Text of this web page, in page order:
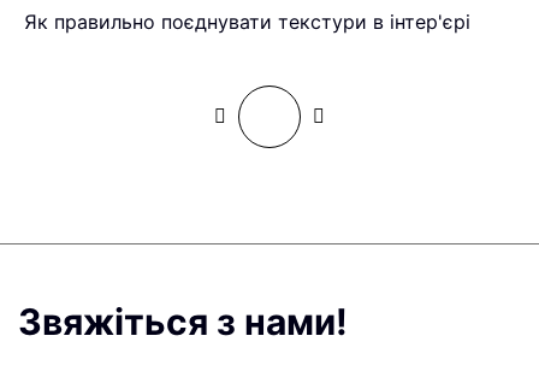
Як правильно поєднувати текстури в інтер'єрі
Звяжіться з нами!